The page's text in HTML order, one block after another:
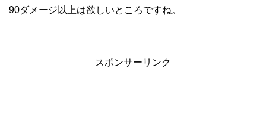
90ダメージ以上は欲しいところですね。
スポンサーリンク